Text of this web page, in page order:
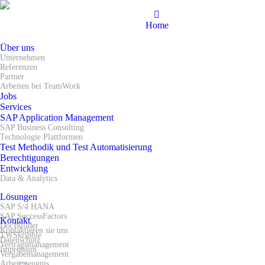
Home
Über uns
Unternehmen
Referenzen
Partner
Arbeiten bei TeamWork
Jobs
Services
SAP Application Management
SAP Business Consulting
Technologie Plattformen
Test Methodik und Test Automatisierung
Berechtigungen
Entwicklung
Data & Analytics
Lösungen
SAP S/4 HANA
SAP SuccessFactors
DocBuilder
TWSkribble
Vertragsmanagement
Vergabemanagement
Kontakt
Kontaktieren sie uns
Datenschutz
Impressum